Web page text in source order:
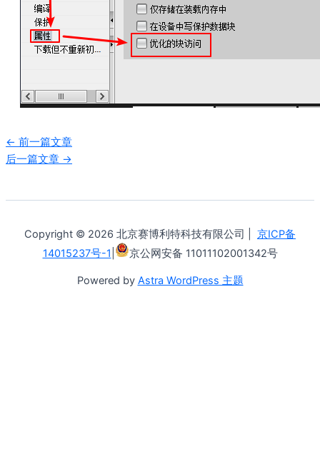
← 前一篇文章
后一篇文章 →
Copyright © 2026 北京赛博利特科技有限公司 | 京ICP备
14015237号-1
京公网安备 11011102001342号
Powered by Astra WordPress 主题